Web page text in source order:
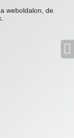
weboldalon, de